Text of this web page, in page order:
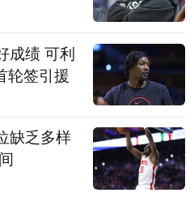
成绩 可利
轮签引援
缺乏多样